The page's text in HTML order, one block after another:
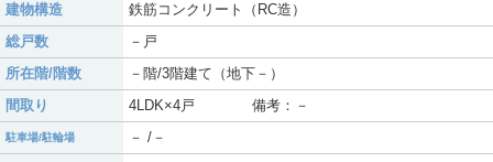
建物構造
鉄筋コンクリート（RC造）
総戸数
－戸
所在階/階数
－階/3階建て（地下－）
間取り
4LDK×4戸 備考：－
駐車場/駐輪場
－ /－